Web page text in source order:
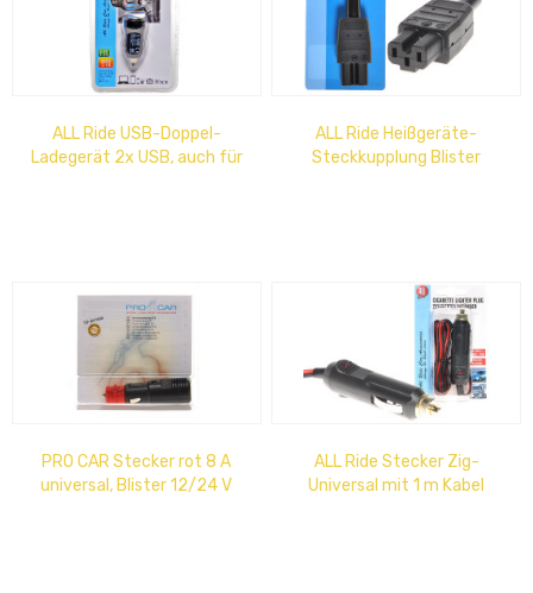
ALL Ride USB-Doppel-
Ladegerät 2x USB, auch für
ALL Ride Heißgeräte-
Steckkupplung Blister
PRO CAR Stecker rot 8 A
universal, Blister 12/24 V
ALL Ride Stecker Zig-
Universal mit 1 m Kabel